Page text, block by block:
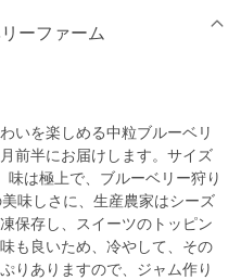
ーファーム
いを楽しめる中粒ブルーベリ
前半にお届けします。サイズ
は極上で、ブルーベリー狩り
味しさに、生産農家はシーズ
保存し、スイーツのトッピン
も良いため、冷やして、その
りありますので、ジャム作り